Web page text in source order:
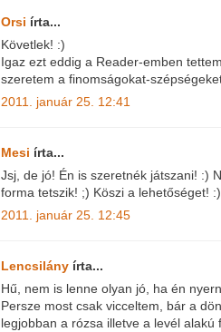
Orsi írta...
Követlek! :)
Igaz ezt eddig a Reader-emben
szeretem a finomságokat-
2011. január 25. 12:41
Mesi írta...
Jsj, de jó! Én is szeretnék játszani! :)
forma tetszik! ;) Köszi a lehetőséget! :)
2011. január 25. 12:45
Lencsilány írta...
Hű, nem is lenne olyan jó, ha én
Persze most csak vicceltem, bár a
legjobban a rózsa illetve a levél alakú